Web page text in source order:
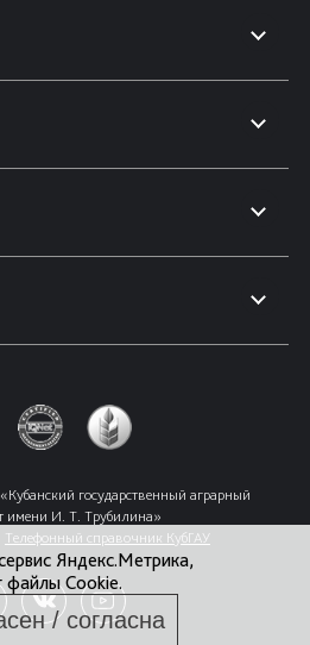
государственный аграрный
имени И. Т. Трубилина»
Телефонный справочник КубГАУ
Яндекс.Метрика,
файлы Cookie.
/ согласна